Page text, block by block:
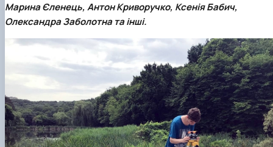
Марина Єленець, Антон Криворучко, Ксенія Бабич,
Олександра Заболотна та інші.